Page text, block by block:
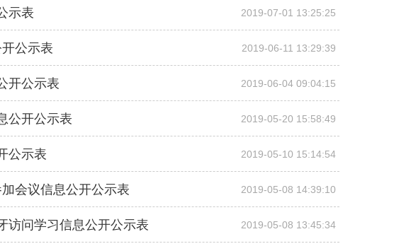
示表 2019-07-01 13:25:25
公示表 2019-06-11 13:29:39
开公示表 2019-06-04 09:04:15
公开公示表 2019-05-20 15:58:49
公示表 2019-05-10 15:14:54
会议信息公开公示表 2019-05-08 14:39:10
访问学习信息公开公示表 2019-05-08 13:45:34